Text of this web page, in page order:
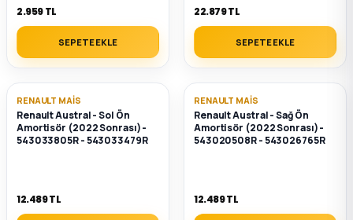
2.959 TL
SEPETE EKLE
22.879 TL
SEPETE EKLE
RENAULT MAIS
Renault Austral - Sol Ön
Amortisör (2022 Sonrası) -
543033805R - 543033479R
12.489 TL
RENAULT MAIS
Renault Austral - Sağ Ön
Amortisör (2022 Sonrası) -
543020508R - 543026765R
12.489 TL